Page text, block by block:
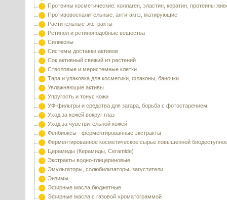
Протеины косметические: коллаген, эластин, кератин, протеины
Противовоспалительные, анти-акнэ, матирующие
Растительные экстракты
Ретинол и ретиноподобные вещества
Силиконы
Системы доставки активов
Сок активный свежий из растений
Стволовые и меристемные клетки
Тара и упаковка для косметики, флаконы, баночки
Увлажняющие активы
Упругость и тонус кожи
УФ-фильтры и средства для загара, борьба с фотостарением
Уход за кожей вокруг глаз
Уход за чувствительной кожей
Фенбиоксы - ферментированные экстракты
Ферментированное косметическое сырье повышенной
Церамиды (Керамиды, Ceramide)
Экстракты водно-глицериновые
Эмульгаторы, солюбилизаторы, загустители
Энзимы
Эфирные масла бюджетные
Эфирные масла с газовой хроматограммой